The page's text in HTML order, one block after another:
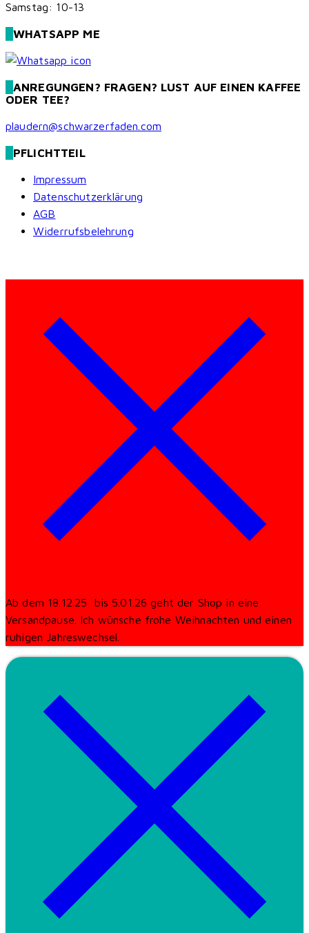
Samstag: 10-13
WHATSAPP ME
ANREGUNGEN? FRAGEN? LUST AUF EINEN KAFFEE
ODER TEE?
plaudern@schwarzerfaden.com
PFLICHTTEIL
Impressum
Datenschutzerklärung
AGB
Widerrufsbelehrung
Ab dem 18.12.25 bis 5.01.26 geht der Shop in eine
Versandpause. Ich wünsche frohe Weihnachten und einen
ruhigen Jahreswechsel.